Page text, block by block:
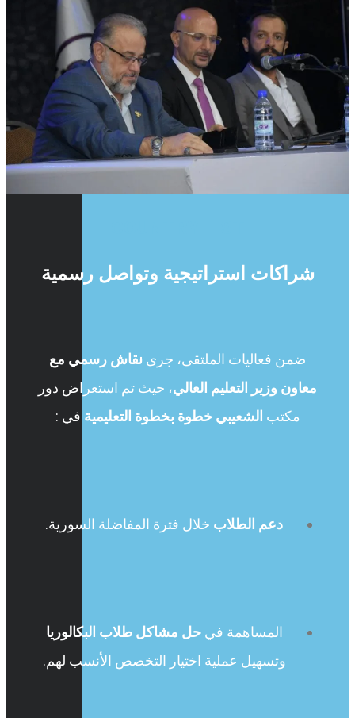
شراكات استراتيجية وتواصل رسمية
ضمن فعاليات الملتقى، جرى نقاش رسمي مع
معاون وزير التعليم العالي، حيث تم استعراض دور
مكتب الشعيبي خطوة بخطوة التعليمية في :
دعم الطلاب خلال فترة المفاضلة السورية.
المساهمة فيحل مشاكل طلاب البكالوريا
وتسهيل عملية اختيار التخصص الأنسب لهم.